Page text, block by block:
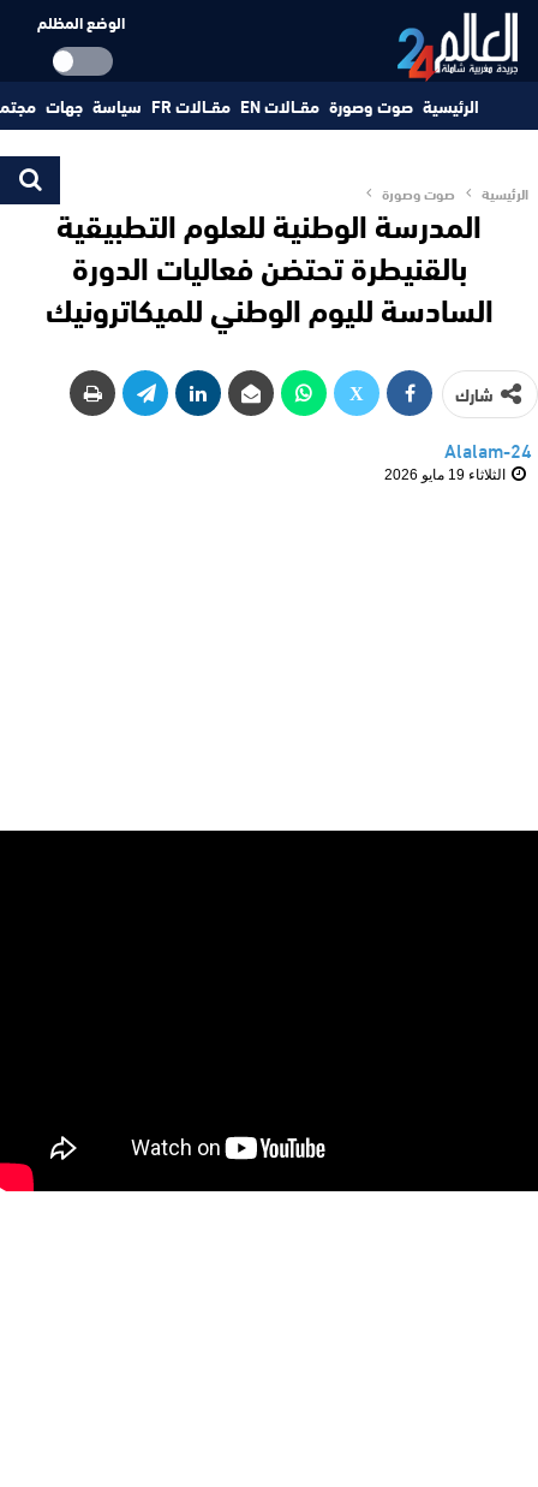
الوضع المظلم
الرئيسية صوت وصورة مقــالات EN مقــالات FR سياسة جهات
الرئيسية صوت وصورة
المدرسة الوطنية للعلوم التطبيقية
بالقنيطرة تحتضن فعاليات الدورة
السادسة لليوم الوطني للميكاترونيك
شارك
Alalam-24
الثلاثاء 19 مايو 2026